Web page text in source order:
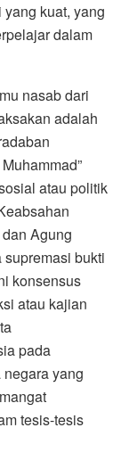
kuat, yang
dalam
nasab dari
adalah
atau politik
Agung
bukti
konsensus
atau kajian
pada
yang
tesis-tesis